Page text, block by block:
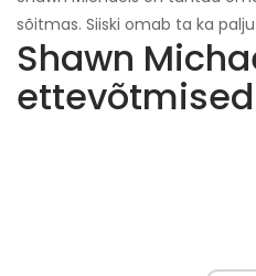
sõitmas. Siiski omab ta ka
Shawn
ettevõtmised